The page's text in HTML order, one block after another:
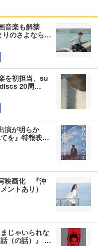
音楽も解禁
りのさよなら…
を初担当、su
20周…
演が明らか
を』特報映…
映画化 『沖
ントあり）
じゃいられな
（の話）』 …